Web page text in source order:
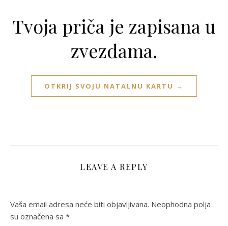
Tvoja priča je zapisana u
zvezdama.
OTKRIJ SVOJU NATALNU KARTU →
LEAVE A REPLY
Vaša email adresa neće biti objavljivana. Neophodna polja
su označena sa *